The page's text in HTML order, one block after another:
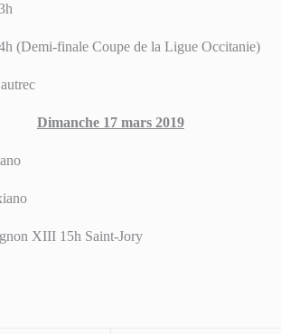
(Demi-finale Coupe de la Ligue Occitanie)
Dimanche 17 mars 2019
XIII 15h Saint-Jory